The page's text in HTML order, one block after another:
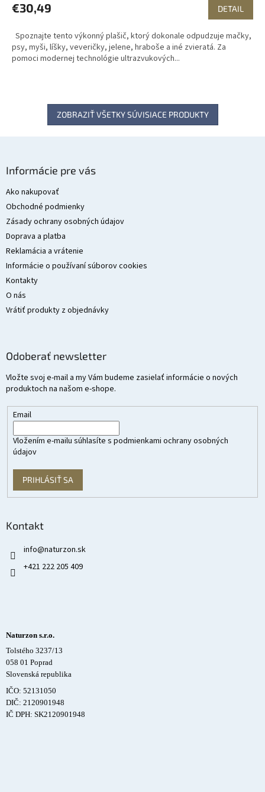
€30,49 DETAIL
Spoznajte tento výkonný plašič, ktorý dokonale odpudzuje mačky,
psy, myši, líšky, veveričky, jelene, hraboše a iné zvieratá. Za
pomoci modernej technológie ultrazvukových...
ZOBRAZIŤ VŠETKY SÚVISIACE PRODUKTY
Informácie pre vás
Ako nakupovať
Obchodné podmienky
Zásady ochrany osobných údajov
Doprava a platba
Reklamácia a vrátenie
Informácie o používaní súborov cookies
Kontakty
O nás
Vrátiť produkty z objednávky
Odoberať newsletter
Vložte svoj e-mail a my Vám budeme zasielať informácie o nových
produktoch na našom e-shope.
Email
Vložením e-mailu súhlasíte s podmienkami ochrany osobných
údajov
PRIHLÁSIŤ SA
Kontakt
info@naturzon.sk
+421 222 205 409
Naturzon s.r.o.
Tolstého 3237/13
058 01 Poprad
Slovenská republika
IČO: 52131050
DIČ: 2120901948
IČ DPH: SK2120901948